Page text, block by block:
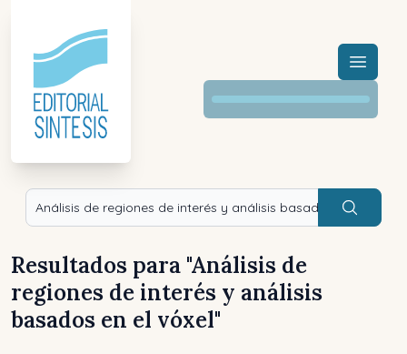
Menú
Buscar
Resultados para "Análisis de
regiones de interés y análisis
basados en el vóxel"